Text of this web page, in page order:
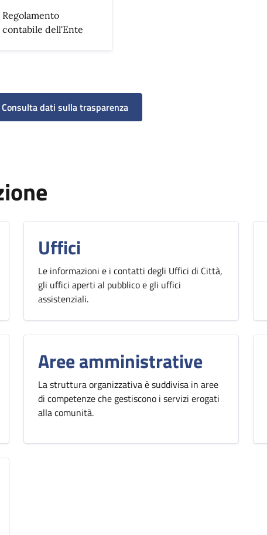
Regolamento
contabile dell'Ente
Consulta dati sulla trasparenza
Uffici
Le informazioni e i contatti degli Uffici di Città,
gli uffici aperti al pubblico e gli uffici
assistenziali.
Aree amministrative
La struttura organizzativa è suddivisa in aree
di competenze che gestiscono i servizi erogati
alla comunità.